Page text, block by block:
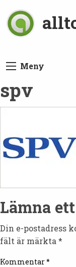
Meny
spv
Lämna
Din e-postadress
fält är märkta *
Kommentar*